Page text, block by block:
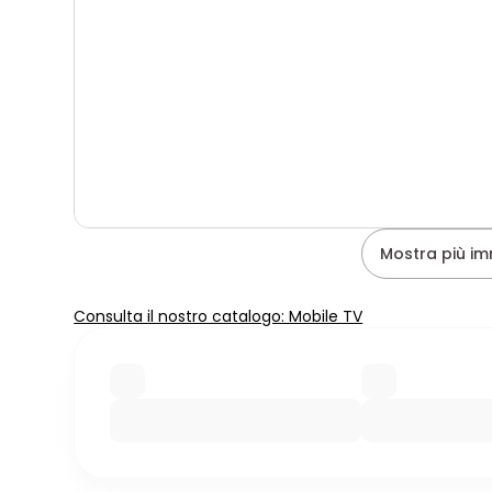
Mostra più
Consulta il nostro catalogo: Mobile TV